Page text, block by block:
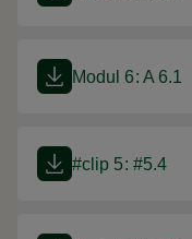
Modul 6: A 6.1
#clip 5: #5.4